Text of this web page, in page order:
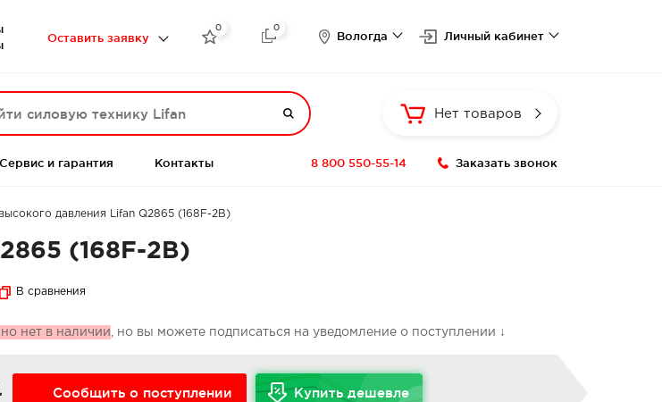
Оставить заявку 
0

0
Вологда Личный кабинет
 Нет товаров
Сервис и гарантия Контакты 8 800 550-55-14 Заказать звонок
давления Lifan Q2865 (168F-2B)
(168F-2B)
В сравнения
нет в наличии , но вы можете подписаться на уведомление о поступлении ↓
Сообщить о поступлении Купить дешевле